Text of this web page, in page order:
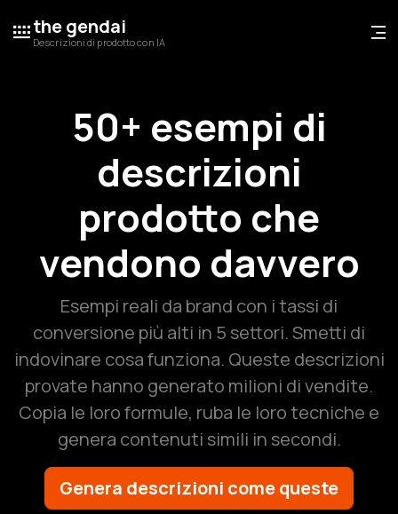
the gendai
Descrizioni di prodotto con IA
50+ esempi di
descrizioni
prodotto che
vendono davvero
Esempi reali da brand con i tassi di
conversione più alti in 5 settori. Smetti di
indovinare cosa funziona. Queste descrizioni
provate hanno generato milioni di vendite.
Copia le loro formule, ruba le loro tecniche e
genera contenuti simili in secondi.
Genera descrizioni come queste